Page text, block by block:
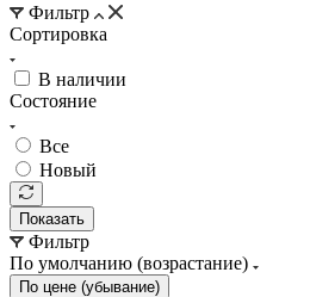
Фильтр
Сортировка
В наличии
Состояние
Все
Новый
Показать
Фильтр
По умолчанию (возрастание)
По цене (убывание)